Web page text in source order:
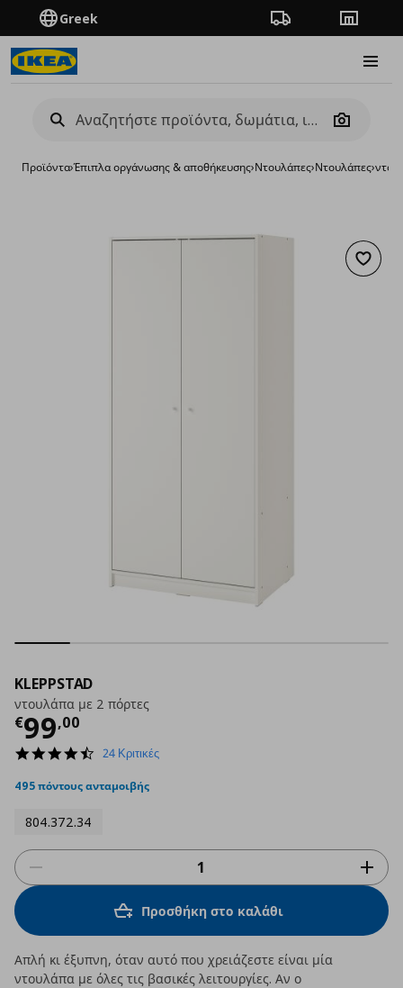
Greek Πορεία παραγγελίας
Camera
Προϊόντα›Έπιπλα οργάνωσης & αποθήκευσης›Ντουλάπες›Ντουλάπες›
KLEPPSTAD
ντουλάπα με 2 πόρτες
€99,00
Τρέχουσα τιμή
4.6
rating
24 Κριτικές
495 πόντους ανταμοιβής
804.372.34
Προσθήκη στο καλάθι
Απλή κι έξυπνη, όταν αυτό που χρειάζεστε είναι μία
ντουλάπα με όλες τις βασικές λειτουργίες. Αν ο